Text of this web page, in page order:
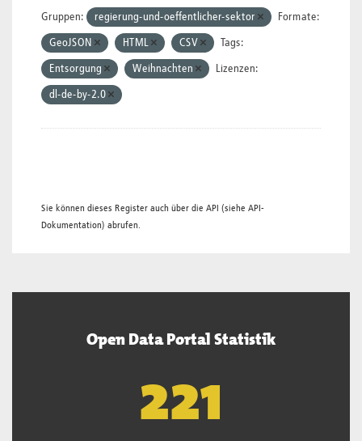
Gruppen: regierung-und-oeffentlicher-sektor Formate:
GeoJSON HTML CSV Tags:
Entsorgung Weihnachten Lizenzen:
dl-de-by-2.0
Sie können dieses Register auch über die API (siehe API-
Dokumentation) abrufen.
Open Data Portal Statistik
222